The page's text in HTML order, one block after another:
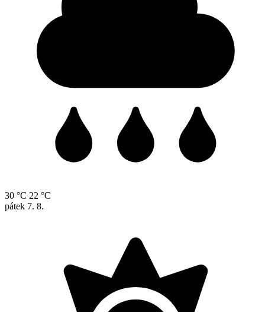
30 °C 22 °C
pátek 7. 8.